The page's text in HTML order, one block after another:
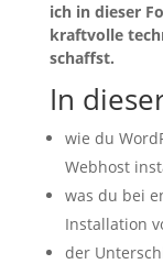
ich in dieser
kraftvolle
schaffst.
In
wie du
Webhost
was du bei
Installation
der